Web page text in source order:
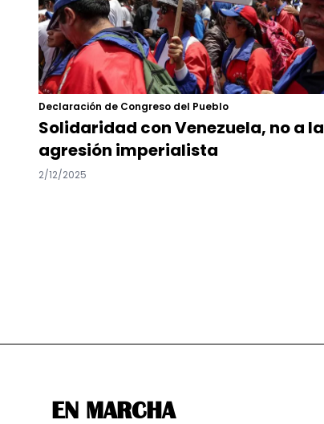
Declaración de Congreso del Pueblo
Solidaridad con Venezuela, no a la
agresión imperialista
2/12/2025
EN MARCHA